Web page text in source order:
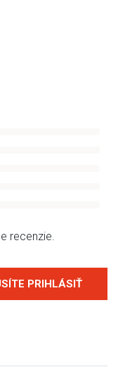
recenzie.
PRIHLÁSIŤ